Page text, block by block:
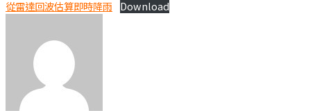
從雷達回波估算即時降雨 Download